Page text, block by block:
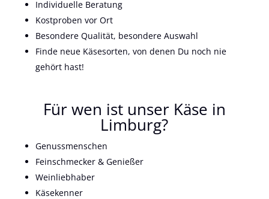
Individuelle Beratung
Kostproben vor Ort
Besondere Qualität, besondere Auswahl
Finde neue Käsesorten, von denen Du noch nie
gehört hast!
Für wen ist unser Käse in
Limburg?
Genussmenschen
Feinschmecker & Genießer
Weinliebhaber
Käsekenner